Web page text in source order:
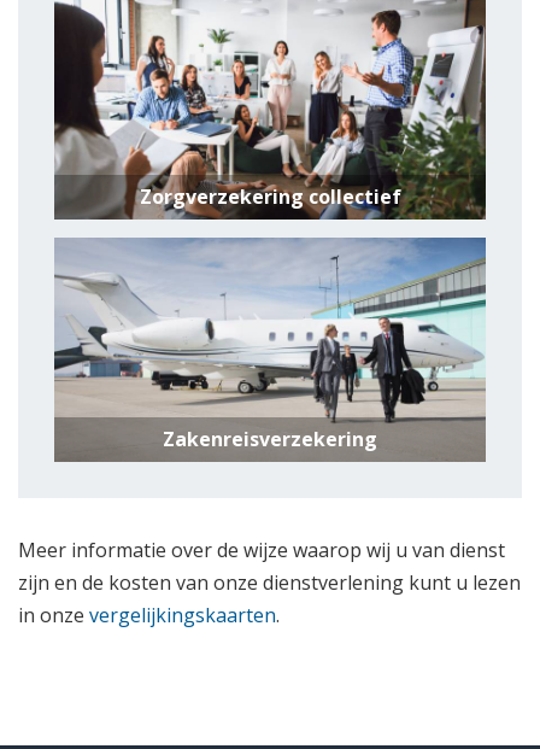
Zorgverzekering collectief
Zakenreisverzekering
Meer informatie over de wijze waarop wij u van dienst
zijn en de kosten van onze dienstverlening kunt u lezen
in onze vergelijkingskaarten.